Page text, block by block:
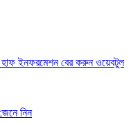
হাফ ইনফরমেশন বের করুন ওয়েবটুল
নিন